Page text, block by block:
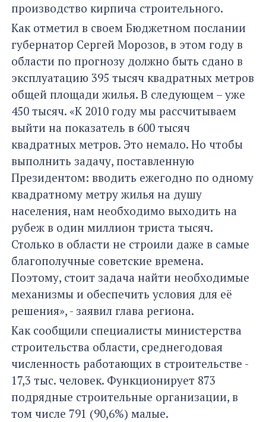
производство кирпича строительного.
Как отметил в своем Бюджетном послании
губернатор Сергей Морозов, в этом году в
области по прогнозу должно быть сдано в
эксплуатацию 395 тысяч квадратных метров
общей площади жилья. В следующем – уже
450 тысяч. «К 2010 году мы рассчитываем
выйти на показатель в 600 тысяч
квадратных метров. Это немало. Но чтобы
выполнить задачу, поставленную
Президентом: вводить ежегодно по одному
квадратному метру жилья на душу
населения, нам необходимо выходить на
рубеж в один миллион триста тысяч.
Столько в области не строили даже в самые
благополучные советские времена.
Поэтому, стоит задача найти необходимые
механизмы и обеспечить условия для её
решения», - заявил глава региона.
Как сообщили специалисты министерства
строительства области, среднегодовая
численность работающих в строительстве -
17,3 тыс. человек. Функционирует 873
подрядные строительные организации, в
том числе 791 (90,6%) малые.